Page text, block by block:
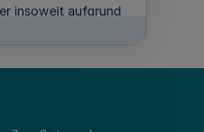
insoweit aufgrund